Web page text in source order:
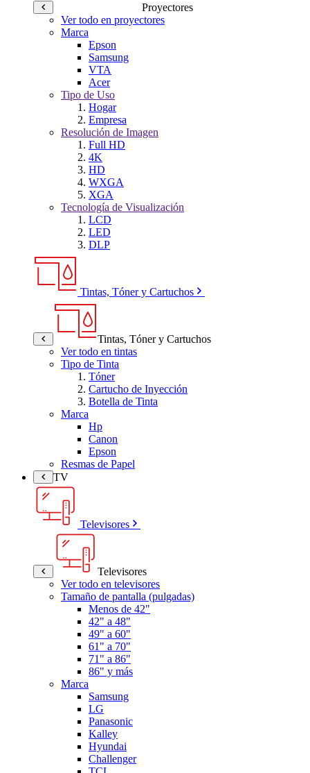
Proyectores
Ver todo en proyectores
Marca
Epson
Samsung
VTA
Acer
Tipo de Uso
Hogar
Empresa
Resolución de Imagen
Full HD
4K
HD
WXGA
XGA
Tecnología de Visualización
LCD
LED
DLP
Tintas, Tóner y Cartuchos
Tintas, Tóner y Cartuchos
Ver todo en tintas
Tipo de Tinta
Tóner
Cartucho de Inyección
Botella de Tinta
Marca
Hp
Canon
Epson
Resmas de Papel
TV
Televisores
Televisores
Ver todo en televisores
Tamaño de pantalla (pulgadas)
Menos de 42"
42" a 48"
49" a 60"
61" a 70"
71" a 86"
86" y más
Marca
Samsung
LG
Panasonic
Kalley
Hyundai
Challenger